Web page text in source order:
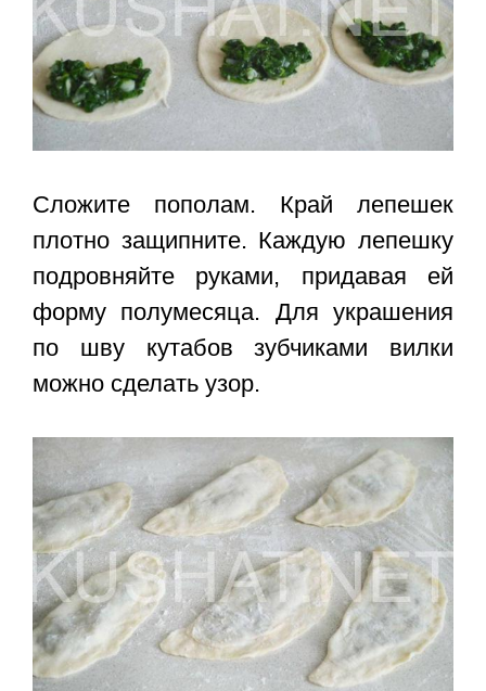
Сложите пополам. Край лепешек
плотно защипните. Каждую лепешку
подровняйте руками, придавая ей
форму полумесяца. Для украшения
по шву кутабов зубчиками вилки
можно сделать узор.